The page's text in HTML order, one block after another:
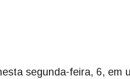
segunda-feira, 6, em